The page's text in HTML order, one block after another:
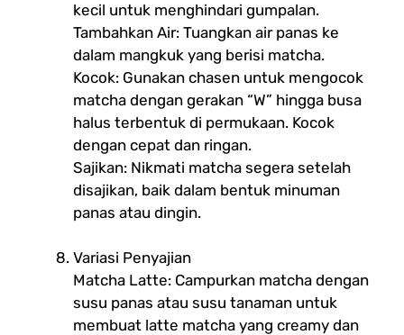
kecil untuk menghindari gumpalan.
Tambahkan Air: Tuangkan air panas ke
dalam mangkuk yang berisi matcha.
Kocok: Gunakan chasen untuk mengocok
matcha dengan gerakan “W” hingga busa
halus terbentuk di permukaan. Kocok
dengan cepat dan ringan.
Sajikan: Nikmati matcha segera setelah
disajikan, baik dalam bentuk minuman
panas atau dingin.
Variasi Penyajian
Matcha Latte: Campurkan matcha dengan
susu panas atau susu tanaman untuk
membuat latte matcha yang creamy dan